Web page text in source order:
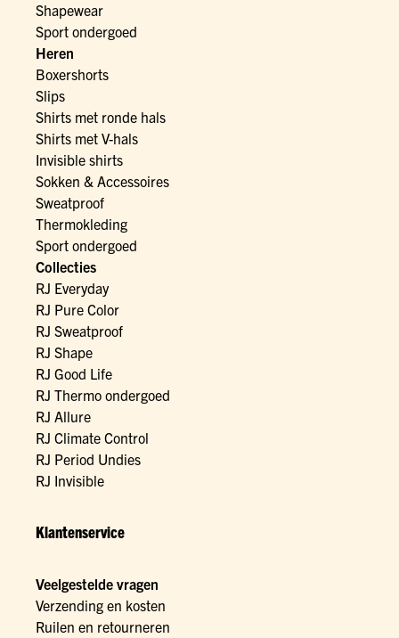
Shapewear
Sport ondergoed
Heren
Boxershorts
Slips
Shirts met ronde hals
Shirts met V-hals
Invisible shirts
Sokken & Accessoires
Sweatproof
Thermokleding
Sport ondergoed
Collecties
RJ Everyday
RJ Pure Color
RJ Sweatproof
RJ Shape
RJ Good Life
RJ Thermo ondergoed
RJ Allure
RJ Climate Control
RJ Period Undies
RJ Invisible
Klantenservice
Veelgestelde vragen
Verzending en kosten
Ruilen en retourneren